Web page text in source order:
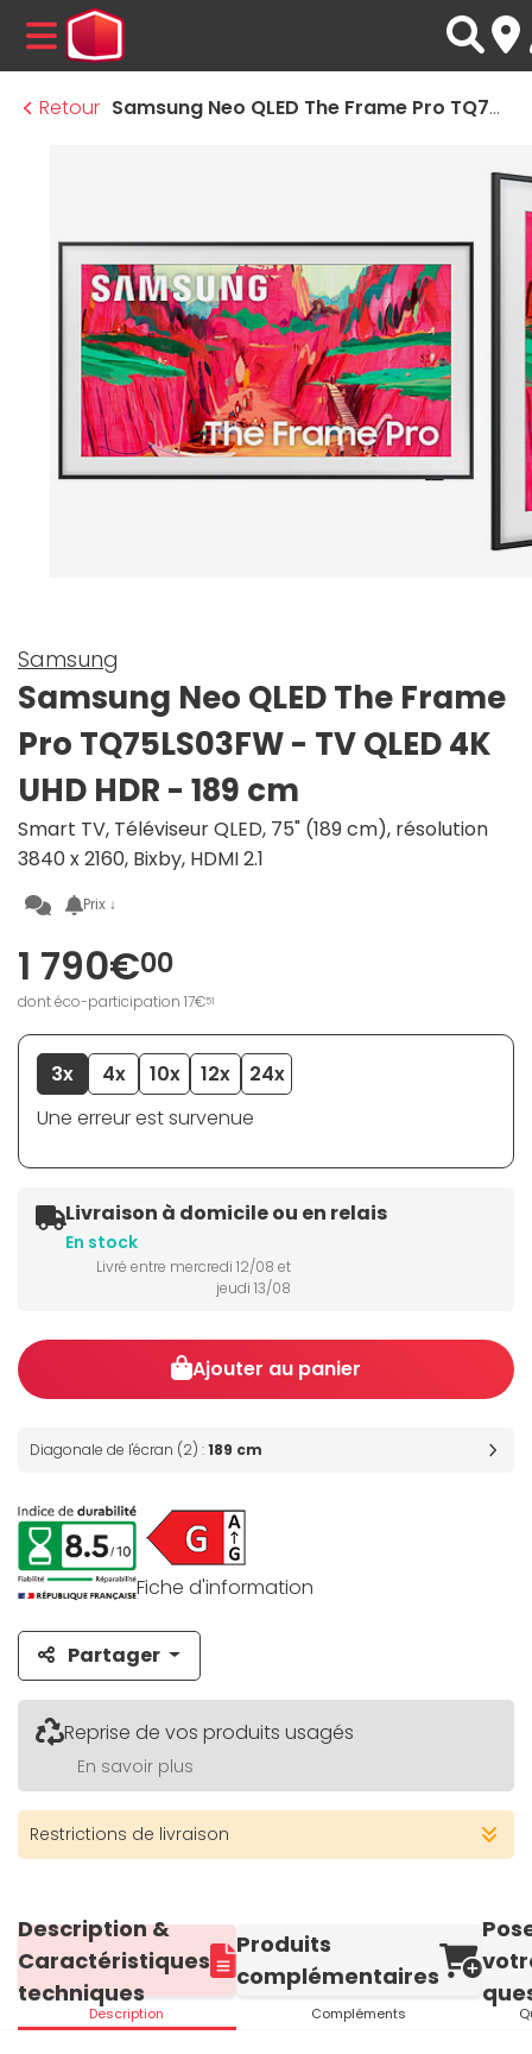
MENU
Retour
Samsung Neo QLED The Frame Pro TQ75LS03FW - TV QLED 4K UHD HDR - 189 cm
Samsung
Samsung Neo QLED The Frame
Pro TQ75LS03FW - TV QLED 4K
UHD HDR - 189 cm
Smart TV, Téléviseur QLED, 75" (189 cm), résolution
3840 x 2160, Bixby, HDMI 2.1
Prix ↓
1 790€00
dont éco-participation 17€51
3x 4x 10x 12x
24x
Une erreur est survenue
Livraison à domicile ou en relais
En stock
Livré entre mercredi 12/08 et
jeudi 13/08
Ajouter au panier
Diagonale de l'écran (2) :189 cm
Fiche d'information
Partager
Reprise de vos produits usagés
En savoir plus
Restrictions de livraison
Description &
Caractéristiques
techniques
Description
Produits
complémentaires
Compléments